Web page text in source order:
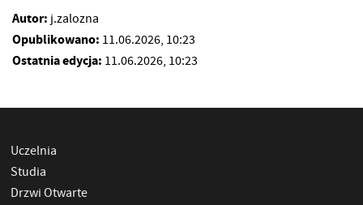
Autor: j.zalozna
Opublikowano: 11.06.2026, 10:23
Ostatnia edycja: 11.06.2026, 10:23
Uczelnia
Studia
Drzwi Otwarte